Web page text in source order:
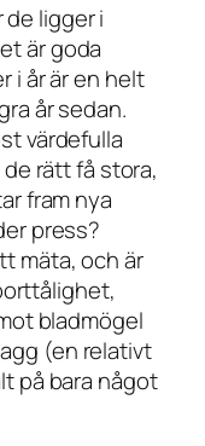
de ligger i
är goda
i år är en helt
år sedan.
värdefulla
rätt få stora,
fram nya
press?
mäta, och är
bladmögel
(en relativt
på bara något